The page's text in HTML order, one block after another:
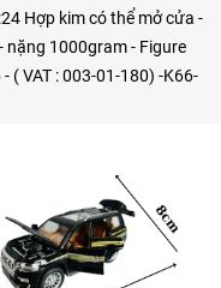
Hợp kim có thể mở cửa -
nặng 1000gram - Figure
( VAT : 003-01-180) -K66-